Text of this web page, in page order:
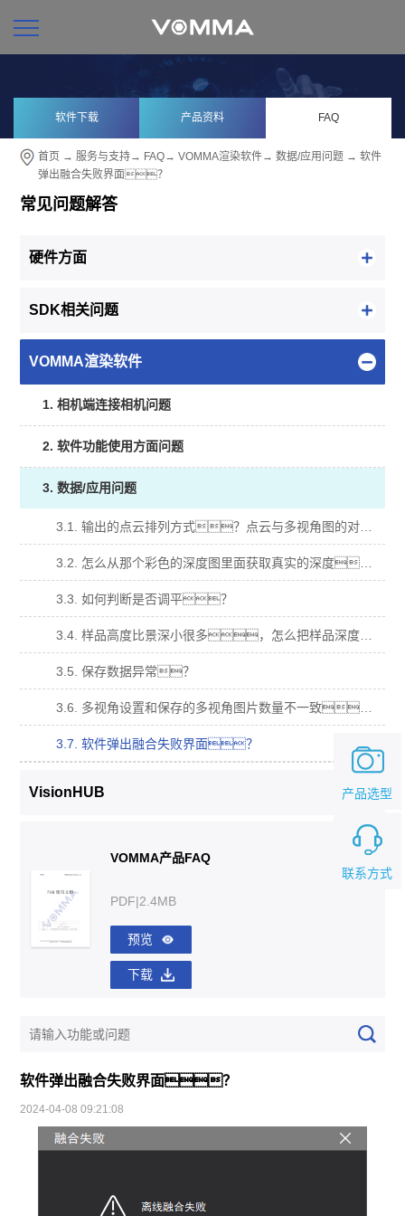
软件下载 产品资料 FAQ
首页 →服务与支持→ FAQ→VOMMA渲染软件→数据/应用问题 → 软件
弹出融合失败界面？
常见问题解答
硬件方面
SDK相关问题
VOMMA渲染软件
1. 相机端连接相机问题
2. 软件功能使用方面问题
3. 数据/应用问题
3.1. 输出的点云排列方式？点云与多视角图的对应关系？
3.2. 怎么从那个彩色的深度图里面获取真实的深度？
3.3. 如何判断是否调平？
3.4. 样品高度比景深小很多，怎么把样品深度图颜色更加明显？
3.5. 保存数据异常？
3.6. 多视角设置和保存的多视角图片数量不一致？
3.7. 软件弹出融合失败界面？
VisionHUB
VOMMA产品FAQ
PDF|2.4MB
预览
下载
软件弹出融合失败界面？
2024-04-08 09:21:08
联系方式
产品选型